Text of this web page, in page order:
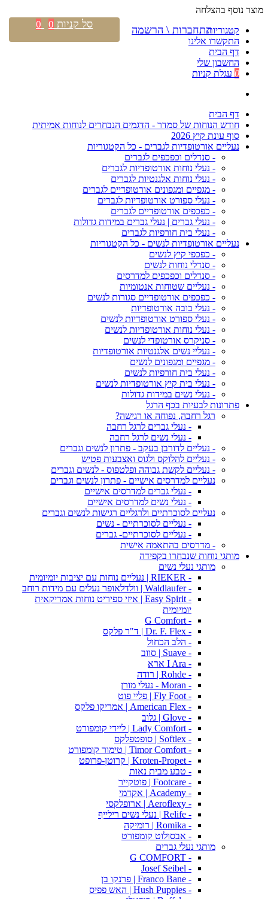
מוצר נוסף בהצלחה
קטגוריות
התקשרו אלינו
דף הבית
החשבון שלי
0 עגלת קניות
דף הבית
חודש הנוחות של סמדר - הדגמים הנבחרים לנוחות אמיתית
סוף עונת קיץ 2026
נעליים אורטופדיות לגברים - כל הקטגוריות
- סנדלים וכפכפים לגברים
- נעלי נוחות אורטופדיות לגברים
- נעלי נוחות אלגנטיות לגברים
- מגפיים ומגפונים אורטופדיים לגברים
- נעלי ספורט אורטופדיות לגברים
- כפכפים אורטופדיים לגברים
- נעלי גברים | נעלי גברים במידות גדולות
- נעלי בית חורפיות לגברים
נעליים אורטופדיות לנשים - כל הקטגוריות
- כפכפי קיץ לנשים
- סנדלי נוחות לנשים
- סנדלים וכפכפים למדרסים
- נעליים שטוחות אנטומיות
- כפכפים אורטופדיים סגורות לנשים
- נעלי בובה אורטופדיות
- נעלי ספורט אורטופדיות לנשים
- נעלי נוחות אורטופדיות לנשים
- סניקרס אורטופדי לנשים
- נעליי נשים אלגנטיות אורטופדיות
- מגפיים ומגפונים לנשים
- נעלי בית חורפיות לנשים
- נעלי בית קיץ אורטופדיות לנשים
- נעלי נשים במידות גדולות
פתרונות לבעיות בכף הרגל
רגל רחבה, נפוחה או רגישה?
- נעלי גברים לרגל רחבה
- נעלי נשים לרגל רחבה
- נעליים לדורבן בעקב - פתרון לנשים וגברים
- נעליים להלוקס ולגוס ואצבעות פטיש
- נעליים לקשת גבוהה ופלטפוס - לנשים וגברים
נעליים למדרסים אישיים - פתרון לנשים וגברים
- נעלי גברים למדרסים אישיים
- נעלי נשים למדרסים אישיים
נעליים לסוכרתיים ולרגליים רגישות לנשים וגברים
- נעליים לסוכרתיים - נשים
- נעליים לסוכרתיים- גברים
- מדרסים בהתאמה אישית
מותגי נוחות שנבחרו בקפידה
מותגי נעלי נשים
- RIEKER | נעליים נוחות עם יציבות יומיומית
- Waldlaufer | וולדלאופר נעלים עם מידות רוחב
- Easy Spirit | איזי ספיריט נוחות אמריקאית
יומיומית
- G Comfort
- Dr. F. Flex | ד"ר פלקס
- הלב הכחול
- Suave | סווב
- I Ara ארא
- Rohde | רודה
- Moran - נעלי מורן
- Fly Foot | פליי פוט
- American Flex | אמריקו פלקס
- Glove | גלוב
- Lady Comfort | ליידי קומפורט
- Softlex | סופטפלקס
- Timor Comfort | טימור קומפורט
- Kroten-Propet | קרוטן-פרופט
- טבע מבית נאות
- Footcare | פוטקייר
- Academy | אקדמי
- Aeroflexy | ארופלקסי
- Relife | נעלי נשים רילייף
- Romika | רומיקה
- אבסולוט קומפורט
מותגי נעלי גברים
- G COMFORT
- Josef Seibel
- Franco Bane | פרנקו בן
- Hush Puppies | האש פפיס
התחברות \ הרשמה סל קניות 0
0